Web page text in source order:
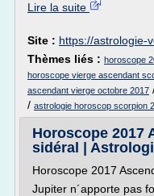
Lire la suite
Site : https://astrologie-
Thèmes liés : horoscope
horoscope vierge ascendant
ascendant vierge octobre 2017
/ astrologie horoscop scorpion
Horoscope 2017
sidéral |
Horoscope 2017
Jupiter n´apporte pas